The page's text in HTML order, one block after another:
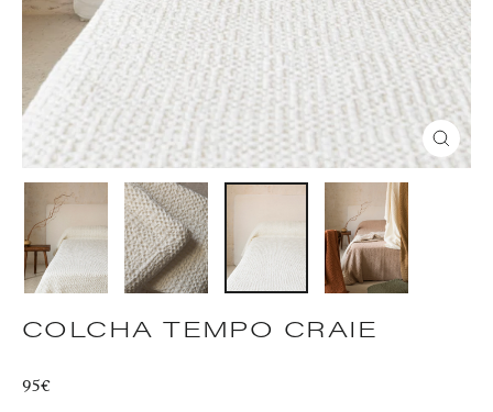
(ESC)
COLCHA TEMPO CRAIE
Precio
95€